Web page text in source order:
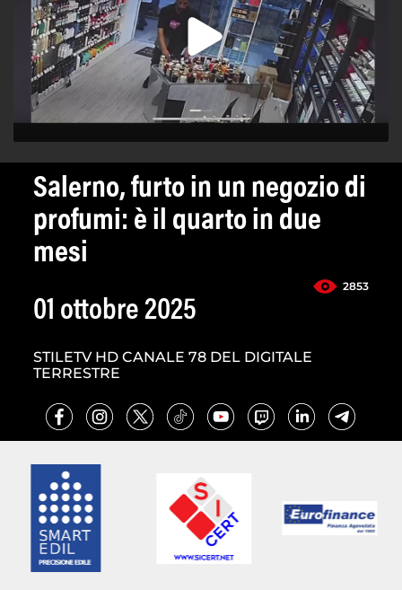
Salerno, furto in un negozio di
profumi: è il quarto in due
mesi
2853
01 ottobre 2025
STILETV HD CANALE 78 DEL DIGITALE
TERRESTRE